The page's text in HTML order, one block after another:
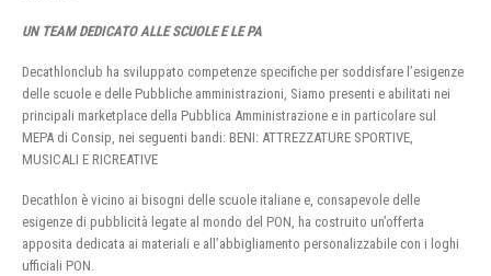
UN TEAM DEDICATO ALLE SCUOLE E LE PA
Decathlonclub ha sviluppato competenze specifiche per soddisfare l’esigenze
delle scuole e delle Pubbliche amministrazioni, Siamo presenti e abilitati nei
principali marketplace della Pubblica Amministrazione e in particolare sul
MEPA di Consip, nei seguenti bandi: BENI: ATTREZZATURE SPORTIVE,
MUSICALI E RICREATIVE
Decathlon è vicino ai bisogni delle scuole italiane e, consapevole delle
esigenze di pubblicità legate al mondo del PON, ha costruito un’offerta
apposita dedicata ai materiali e all’abbigliamento personalizzabile con i loghi
ufficiali PON.